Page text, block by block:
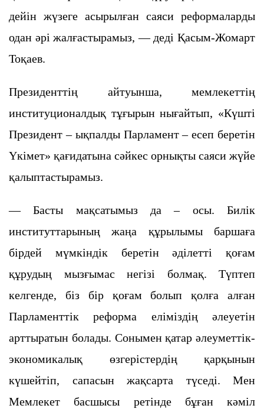
дейін жүзеге асырылған саяси реформаларды
одан әрі жалғастырамыз, — деді Қасым-Жомарт
Тоқаев.
Президенттің айтуынша, мемлекеттің
институционалдық тұғырын нығайтып, «Күшті
Президент – ықпалды Парламент – есеп беретін
Үкімет» қағидатына сәйкес орнықты саяси жүйе
қалыптастырамыз.
— Басты мақсатымыз да – осы. Билік
институттарының жаңа құрылымы баршаға
бірдей мүмкіндік беретін әділетті қоғам
құрудың мызғымас негізі болмақ. Түптеп
келгенде, біз бір қоғам болып қолға алған
Парламенттік реформа еліміздің әлеуетін
арттыратын болады. Сонымен қатар әлеуметтік-
экономикалық өзгерістердің қарқынын
күшейтіп, сапасын жақсарта түседі. Мен
Мемлекет басшысы ретінде бұған кәміл